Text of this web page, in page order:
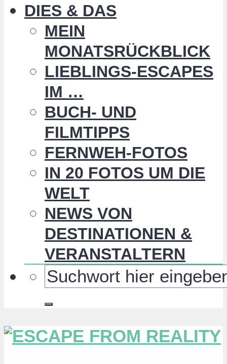
DIES & DAS
MEIN
MONATSRÜCKBLICK
LIEBLINGS-ESCAPES
IM …
BUCH- UND
FILMTIPPS
FERNWEH-FOTOS
IN 20 FOTOS UM DIE
WELT
NEWS VON
DESTINATIONEN &
VERANSTALTERN